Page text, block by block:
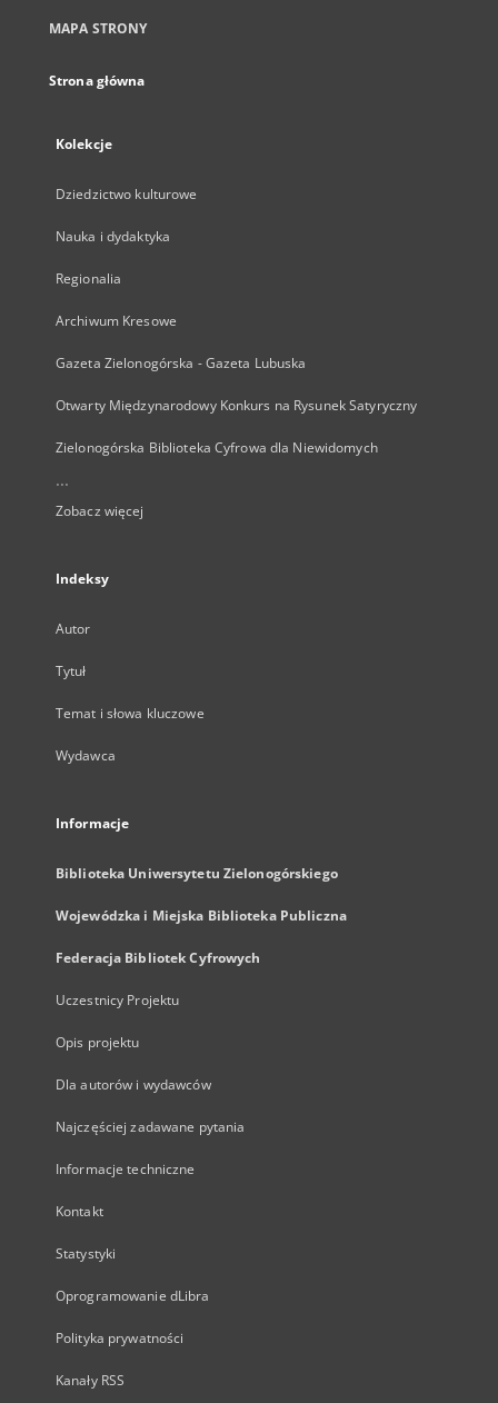
MAPA STRONY
Strona główna
Kolekcje
Dziedzictwo kulturowe
Nauka i dydaktyka
Regionalia
Archiwum Kresowe
Gazeta Zielonogórska - Gazeta Lubuska
Otwarty Międzynarodowy Konkurs na Rysunek Satyryczny
Zielonogórska Biblioteka Cyfrowa dla Niewidomych
...
Zobacz więcej
Indeksy
Autor
Tytuł
Temat i słowa kluczowe
Wydawca
Informacje
Biblioteka Uniwersytetu Zielonogórskiego
Wojewódzka i Miejska Biblioteka Publiczna
Federacja Bibliotek Cyfrowych
Uczestnicy Projektu
Opis projektu
Dla autorów i wydawców
Najczęściej zadawane pytania
Informacje techniczne
Kontakt
Statystyki
Oprogramowanie dLibra
Polityka prywatności
Kanały RSS